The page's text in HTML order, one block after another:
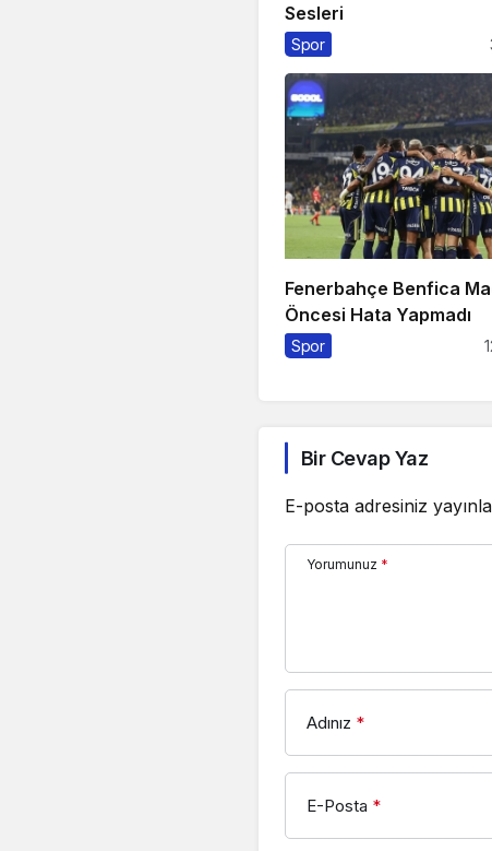
Sesleri
Spor
Fenerbahçe Benfica
Öncesi Hata Yapmadı
Spor
Bir Cevap Yaz
E-posta adresiniz
Yorumunuz *
Adınız *
E-Posta *